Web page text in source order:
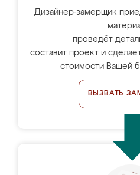
Дизайнер-замерщик
проведёт
составит проект и
стоимости Вашей
ВЫЗВАТЬ